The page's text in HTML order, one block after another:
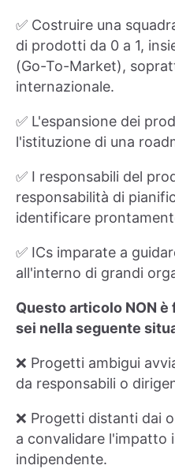
✅ Costruire una
di prodotti da 0 a 1,
(Go-To-Market),
internazionale.
✅ L'espansione dei
l'istituzione di una
✅ I responsabili del
responsabilità di
identificare
✅ ICs imparate a
all'interno di grandi
Questo articolo NON
sei nella seguente
❌ Progetti ambigui
da responsabili o
❌ Progetti distanti dai
a convalidare l'impatto
indipendente.